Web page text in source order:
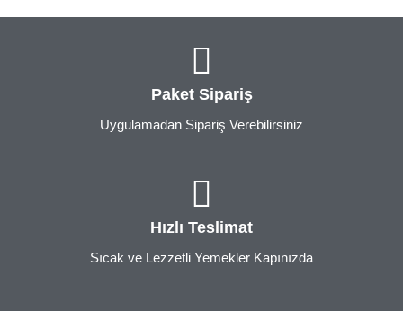
Paket Sipariş
Uygulamadan Sipariş Verebilirsiniz
Hızlı Teslimat
Sıcak ve Lezzetli Yemekler Kapınızda